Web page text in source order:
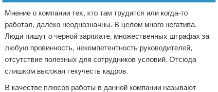
Мнение о компании тех, кто там трудится или когда-то
работал, далеко неоднозначны. В целом много негатива.
Люди пишут о черной зарплате, множественных штрафах за
любую провинность, некомпетентность руководителей,
отсутствие полезных для сотрудников условий. Отсюда
слишком высокая текучесть кадров.
В качестве плюсов работы в данной компании называют